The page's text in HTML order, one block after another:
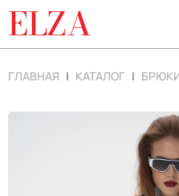
ELZA
ГЛАВНАЯ КАТАЛОГ